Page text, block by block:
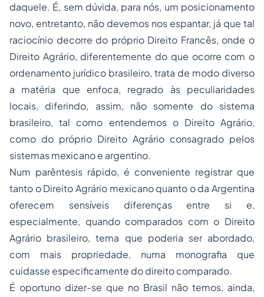
daquele. É, sem dúvida, para nós, um posicionamento
novo, entretanto, não devemos nos espantar, já que tal
raciocínio decorre do próprio Direito Francês, onde o
Direito Agrário, diferentemente do que ocorre com o
ordenamento jurídico brasileiro, trata de modo diverso
a matéria que enfoca, regrado às peculiaridades
locais, diferindo, assim, não somente do sistema
brasileiro, tal como entendemos o Direito Agrário,
como do próprio Direito Agrário consagrado pelos
sistemas mexicano e argentino.
Num parêntesis rápido, é conveniente registrar que
tanto o Direito Agrário mexicano quanto o da Argentina
oferecem sensíveis diferenças entre si e,
especialmente, quando comparados com o Direito
Agrário brasileiro, tema que poderia ser abordado,
com mais propriedade, numa monografia que
cuidasse especificamente do direito comparado.
É oportuno dizer-se que no Brasil não temos, ainda,